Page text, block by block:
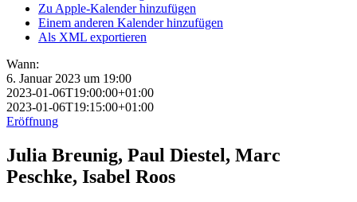
Zu Apple-Kalender hinzufügen
Einem anderen Kalender hinzufügen
Als XML exportieren
Wann:
6. Januar 2023 um 19:00
2023-01-06T19:00:00+01:00
2023-01-06T19:15:00+01:00
Eröffnung
Julia Breunig, Paul Diestel, Marc
Peschke, Isabel Roos